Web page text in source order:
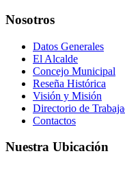
Nosotros
Datos Generales
El Alcalde
Concejo Municipal
Reseña Histórica
Visión y Misión
Directorio de
Contactos
Nuestra Ubicación